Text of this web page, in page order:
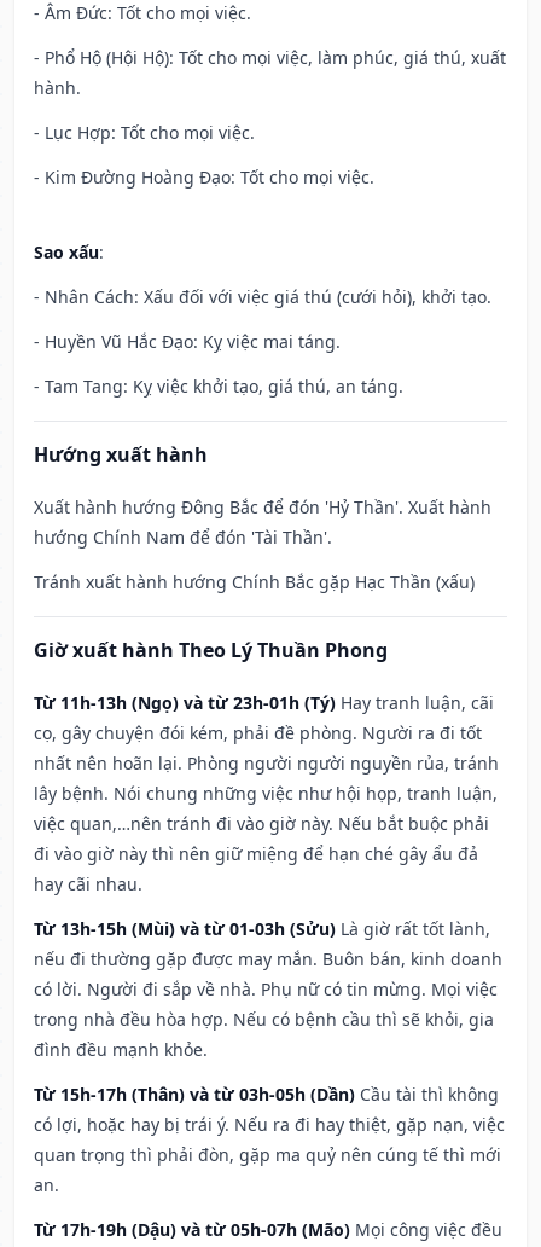
- Âm Đức: Tốt cho mọi việc.
- Phổ Hộ (Hội Hộ): Tốt cho mọi việc, làm phúc, giá thú, xuất
hành.
- Lục Hợp: Tốt cho mọi việc.
- Kim Đường Hoàng Đạo: Tốt cho mọi việc.
Sao xấu:
- Nhân Cách: Xấu đối với việc giá thú (cưới hỏi), khởi tạo.
- Huyền Vũ Hắc Đạo: Kỵ việc mai táng.
- Tam Tang: Kỵ việc khởi tạo, giá thú, an táng.
Hướng xuất hành
Xuất hành hướng Đông Bắc để đón 'Hỷ Thần'. Xuất hành
hướng Chính Nam để đón 'Tài Thần'.
Tránh xuất hành hướng Chính Bắc gặp Hạc Thần (xấu)
Giờ xuất hành Theo Lý Thuần Phong
Từ 11h-13h (Ngọ) và từ 23h-01h (Tý) Hay tranh luận, cãi
cọ, gây chuyện đói kém, phải đề phòng. Người ra đi tốt
nhất nên hoãn lại. Phòng người người nguyền rủa, tránh
lây bệnh. Nói chung những việc như hội họp, tranh luận,
việc quan,…nên tránh đi vào giờ này. Nếu bắt buộc phải
đi vào giờ này thì nên giữ miệng để hạn ché gây ẩu đả
hay cãi nhau.
Từ 13h-15h (Mùi) và từ 01-03h (Sửu) Là giờ rất tốt lành,
nếu đi thường gặp được may mắn. Buôn bán, kinh doanh
có lời. Người đi sắp về nhà. Phụ nữ có tin mừng. Mọi việc
trong nhà đều hòa hợp. Nếu có bệnh cầu thì sẽ khỏi, gia
đình đều mạnh khỏe.
Từ 15h-17h (Thân) và từ 03h-05h (Dần) Cầu tài thì không
có lợi, hoặc hay bị trái ý. Nếu ra đi hay thiệt, gặp nạn, việc
quan trọng thì phải đòn, gặp ma quỷ nên cúng tế thì mới
an.
Từ 17h-19h (Dậu) và từ 05h-07h (Mão) Mọi công việc đều